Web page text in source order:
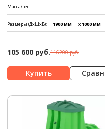
Масса/вес:
Размеры (ДхШхВ): 1900 мм x 1000 мм
105 600 руб.116200 руб.